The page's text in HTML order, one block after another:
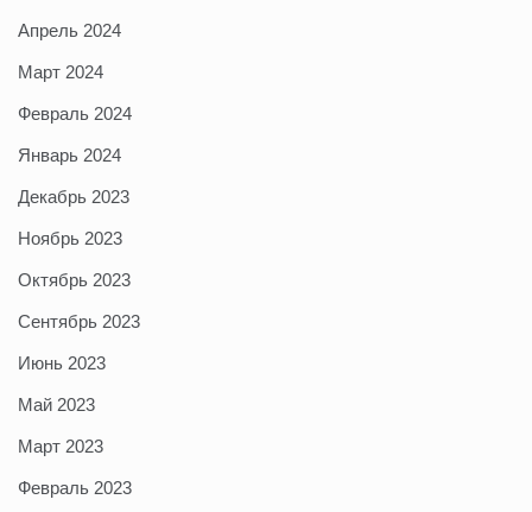
Апрель 2024
Март 2024
Февраль 2024
Январь 2024
Декабрь 2023
Ноябрь 2023
Октябрь 2023
Сентябрь 2023
Июнь 2023
Май 2023
Март 2023
Февраль 2023